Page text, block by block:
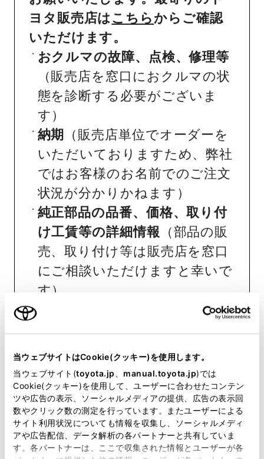
当ウェブサイトはCookie(クッキー)を使用します。
当ウェブサイト(toyota.jp manual.toyota.jp)では
Cookie(クッキー)を使用して、ユーザーに合わせたコンテン
ツや広告の表示、ソーシャルメディアの提供、広告の表示回
数やクリック数の測定を行っています。またユーザーによる
サイト利用状況についても情報を収集し、ソーシャルメディ
アや広告配信、データ解析の各パートナーと共有していま
す。各パートナーは、ここで収集された情報とユーザーが各
ヨタ販売店はこちら からご確認
いただけます。
おクルマの故障、点検、修理等
（販売店を窓口におクルマの状
態を診断する必要がございま
す）
納期
（販売店単位でオーダーを
いただいておりますため、弊社
ではお客様のお名前でのご注文
状況が分かりかねます）
純正部品の品番、価格、取り付
け工賃等の詳細情報 （部品の販
売、取り付け等は販売店を窓口
にご相談いただけますと幸いで
す）
トヨタ販売店へのお問い合わせ
おクルマに関するお問い合わせ
は、自動車検査証（車検証）をご
用意いただくとスムーズな対応
が可能です。